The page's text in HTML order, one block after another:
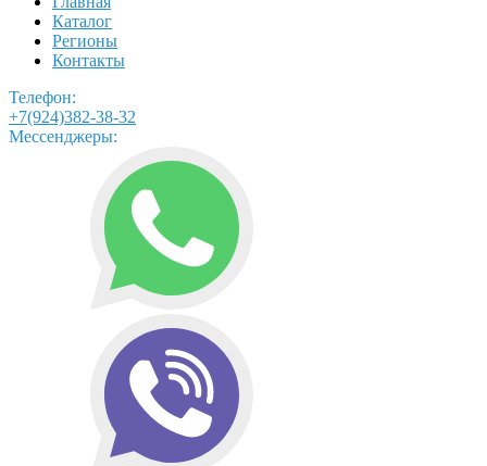
Каталог
Регионы
Контакты
Телефон:
+7(924)382-38-32
Мессенджеры: